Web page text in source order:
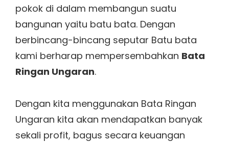
pokok di dalam membangun suatu
bangunan yaitu batu bata. Dengan
berbincang-bincang seputar Batu bata
kami berharap mempersembahkan Bata
Ringan Ungaran.
Dengan kita menggunakan Bata Ringan
Ungaran kita akan mendapatkan banyak
sekali profit, bagus secara keuangan